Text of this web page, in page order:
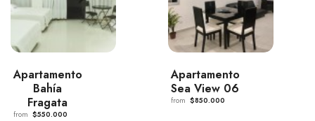
Apartamento
Bahía
Fragata
from $550.000
Apartamento
Sea View 06
from $850.000